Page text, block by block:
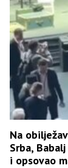
Na
Srba,
i opsovao